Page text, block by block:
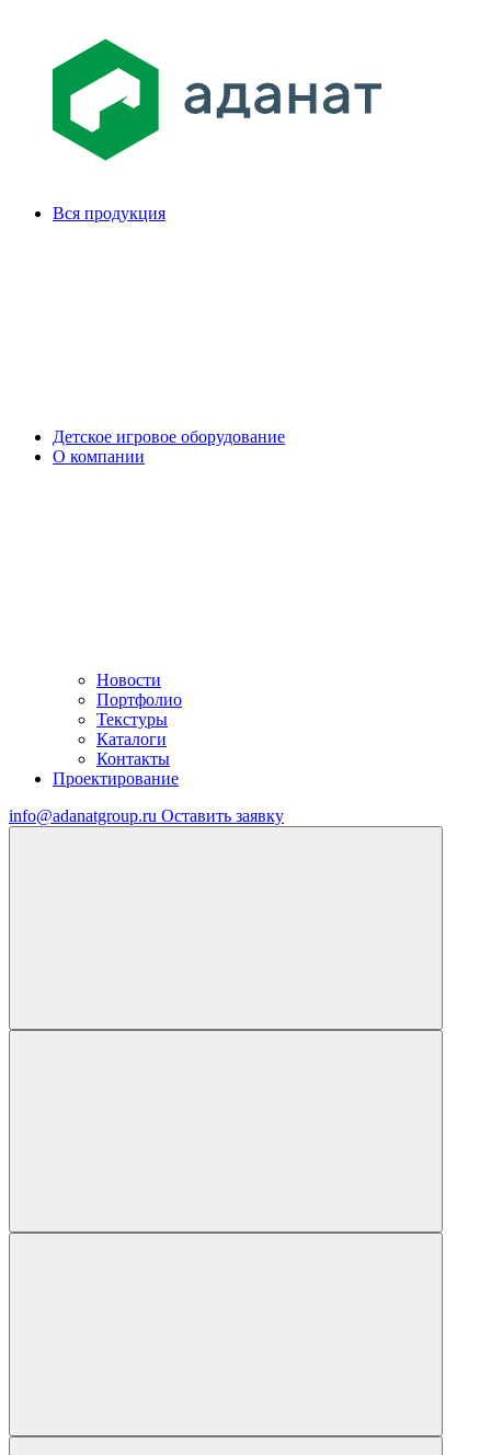
Вся продукция
Детское игровое оборудование
О компании
Новости
Портфолио
Текстуры
Каталоги
Контакты
Проектирование
info@adanatgroup.ru Оставить заявку